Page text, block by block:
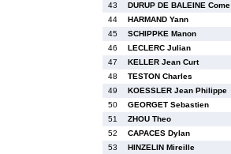
43
DURUP DE BALEINE Come
44
HARMAND Yann
45
SCHIPPKE Manon
46
LECLERC Julian
47
KELLER Jean Curt
48
TESTON Charles
49
KOESSLER Jean Philippe
50
GEORGET Sebastien
51
ZHOU Theo
52
CAPACES Dylan
53
HINZELIN Mireille